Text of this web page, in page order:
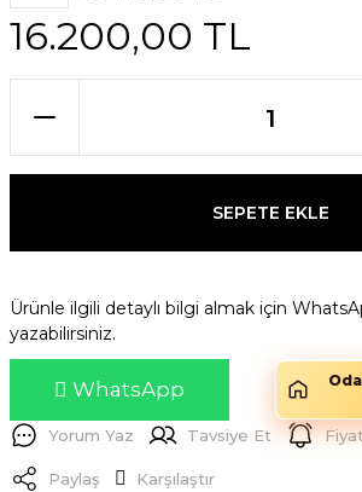
16.200,00 TL
SEPETE EKLE
Ürünle ilgili detaylı bilgi almak için
yazabilirsiniz.
WhatsApp
Yorum Yaz Tavsiye Et
Paylaş Karşılaştır